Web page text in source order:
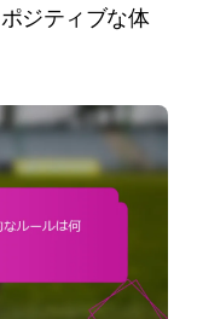
ジティブな体